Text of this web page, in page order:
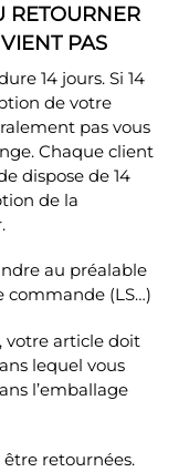
RETOURNER
PAS
14 jours. Si 14
de votre
pas vous
Chaque client
dispose de 14
de la
au préalable
commande (LS…)
votre article doit
lequel vous
l’emballage
retournées.